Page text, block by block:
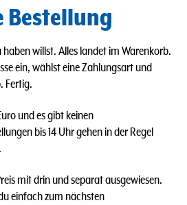
Bestellung
willst. Alles landet im Warenkorb.
ein, wählst eine Zahlungsart und
Fertig.
und es gibt keinen
bis 14 Uhr gehen in der Regel
mit drin und separat ausgewiesen.
einfach zum nächsten